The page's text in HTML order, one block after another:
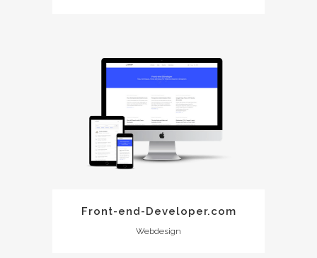
Front-end-Developer.com
Webdesign